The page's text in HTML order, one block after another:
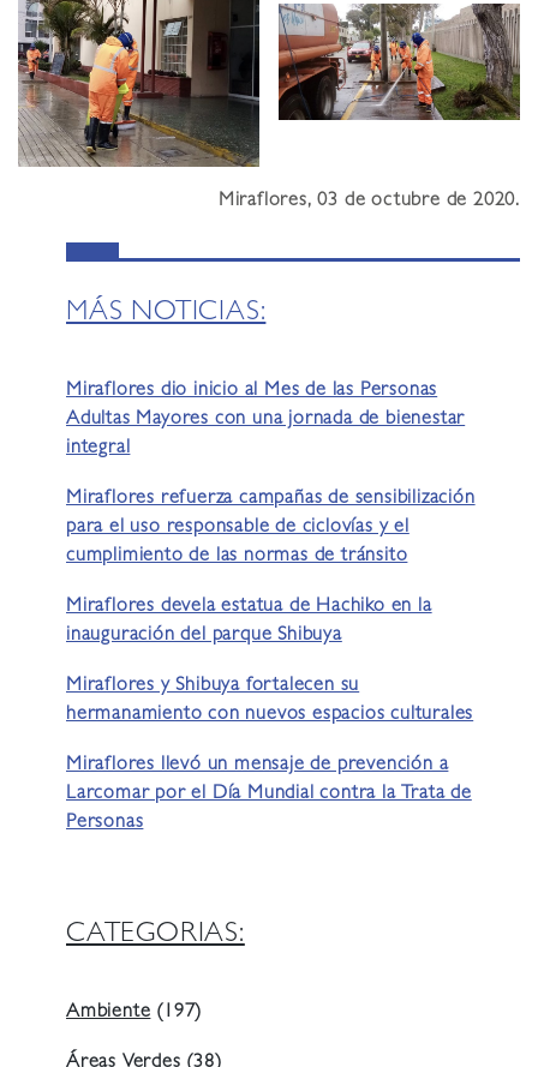
Miraflores, 03 de octubre de 2020.
MÁS NOTICIAS:
Miraflores dio inicio al Mes de las Personas
Adultas Mayores con una jornada de bienestar
integral
Miraflores refuerza campañas de sensibilización
para el uso responsable de ciclovías y el
cumplimiento de las normas de tránsito
Miraflores devela estatua de Hachiko en la
inauguración del parque Shibuya
Miraflores y Shibuya fortalecen su
hermanamiento con nuevos espacios culturales
Miraflores llevó un mensaje de prevención a
Larcomar por el Día Mundial contra la Trata de
Personas
CATEGORIAS:
Ambiente (197)
Áreas Verdes (38)